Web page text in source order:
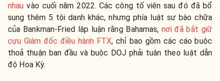
nhauvào cuối năm 2022. Các công tố viên sau đó đã bổ
sung thêm 5 tội danh khác, nhưng phía luật sư bào chữa
của Bankman-Fried lập luận rằng Bahamas,nơi đã bắt giữ
cựu Giám đốc điều hành FTX, chỉ bao gồm các cáo buộc
thoả thuận ban đầu và buộc DOJ phải tuân theo luật dẫn
độ Hoa Kỳ.